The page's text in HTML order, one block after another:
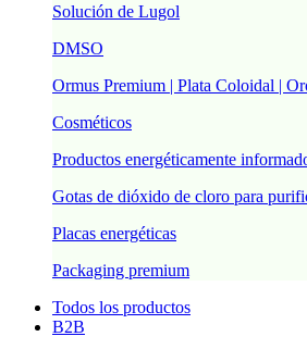
Solución de Lugol
DMSO
Ormus Premium | Plata Coloidal |
Cosméticos
Productos energéticamente
Gotas de dióxido de cloro para
Placas energéticas
Packaging premium
Todos los productos
B2B